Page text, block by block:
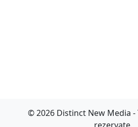
© 2026 Distinct New Media